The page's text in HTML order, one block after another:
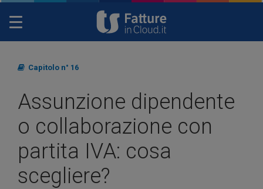
Toggle
Capitolo n° 16
Assunzione dipendente
o collaborazione con
partita IVA: cosa
scegliere?